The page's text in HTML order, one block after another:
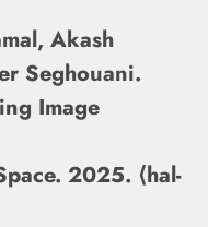
Akash
Seghouani.
Image
2025. ⟨hal-